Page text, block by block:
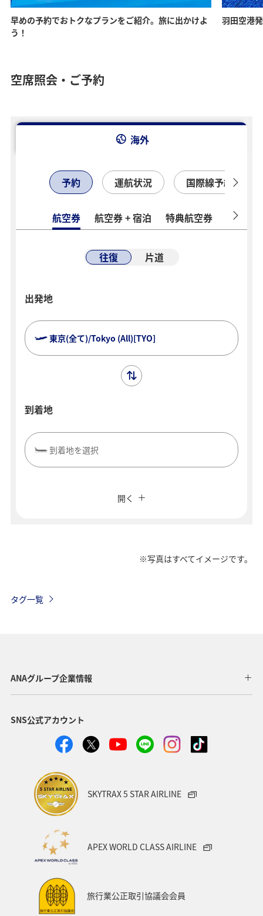
早めの予約でおトクなプランをご紹介。旅に出かけよ
う！
羽田空港
空席照会・ご予約
海外
予約 運航状況 国際線予約確認
航空券 航空券 + 宿泊 特典航空券 ホテル
往復 片道
出発地
東京(全て)/Tokyo (All)[TYO]
到着地
到着地を選択
経由地および乗り継ぎ所要時間を追加する
復路出発日および時間帯
日付を選択
経由地および乗り継ぎ所要時間を追加する
1人
往復で異なるクラスで検索
開く
※写真はすべてイメージです。
タグ一覧
ANAグループ企業情報
SNS公式アカウント
SKYTRAX 5 STAR AIRLINE
APEX WORLD CLASS AIRLINE
旅行業公正取引協議会会員